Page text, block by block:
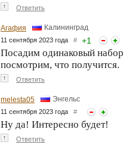
↑ Ответить
Агафия Калининград
11 сентября 2023 года # +1
Посадим одинаковый
посмотрим, что получится.
↑ Ответить
melesta05 Энгельс
11 сентября 2023 года #
Ну да! Интересно будет!
↑ Ответить